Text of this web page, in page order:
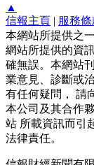
▲
信報主頁 | 服務條
本網站所提供之
網站所提供的資
確無誤。本網站
業意見、診斷或
有任何疑問， 請
本公司及其合作
站 所載資訊而引
法律責任。